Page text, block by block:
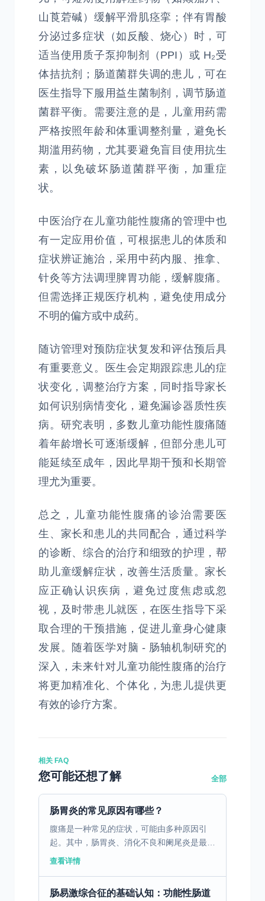
山莨菪碱）缓解平滑肌痉挛；伴有胃酸
分泌过多症状（如反酸、烧心）时，可
适当使用质子泵抑制剂（PPI）或 H₂受
体拮抗剂；肠道菌群失调的患儿，可在
医生指导下服用益生菌制剂，调节肠道
菌群平衡。需要注意的是，儿童用药需
严格按照年龄和体重调整剂量，避免长
期滥用药物，尤其要避免盲目使用抗生
素，以免破坏肠道菌群平衡，加重症
状。
中医治疗在儿童功能性腹痛的管理中也
有一定应用价值，可根据患儿的体质和
症状辨证施治，采用中药内服、推拿、
针灸等方法调理脾胃功能，缓解腹痛。
但需选择正规医疗机构，避免使用成分
不明的偏方或中成药。
随访管理对预防症状复发和评估预后具
有重要意义。医生会定期跟踪患儿的症
状变化，调整治疗方案，同时指导家长
如何识别病情变化，避免漏诊器质性疾
病。研究表明，多数儿童功能性腹痛随
着年龄增长可逐渐缓解，但部分患儿可
能延续至成年，因此早期干预和长期管
理尤为重要。
总之，儿童功能性腹痛的诊治需要医
生、家长和患儿的共同配合，通过科学
的诊断、综合的治疗和细致的护理，帮
助儿童缓解症状，改善生活质量。家长
应正确认识疾病，避免过度焦虑或忽
视，及时带患儿就医，在医生指导下采
取合理的干预措施，促进儿童身心健康
发展。随着医学对脑 - 肠轴机制研究的
深入，未来针对儿童功能性腹痛的治疗
将更加精准化、个体化，为患儿提供更
有效的诊疗方案。
相关 FAQ
您可能还想了解 全部
肠胃炎的常见原因有哪些？
腹痛是一种常见的症状，可能由多种原因引
起。其中，肠胃炎、消化不良和阑尾炎是最常
见的三个原因。肠胃炎是由病毒、细菌或寄生
查看详情
肠易激综合征的基础认知：功能性肠道